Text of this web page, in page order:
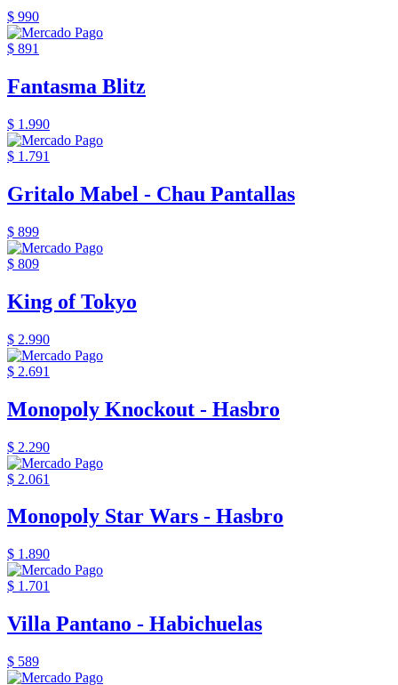
$ 990
$ 891
Fantasma Blitz
$ 1.990
$ 1.791
Gritalo Mabel - Chau Pantallas
$ 899
$ 809
King of Tokyo
$ 2.990
$ 2.691
Monopoly Knockout - Hasbro
$ 2.290
$ 2.061
Monopoly Star Wars - Hasbro
$ 1.890
$ 1.701
Villa Pantano - Habichuelas
$ 589